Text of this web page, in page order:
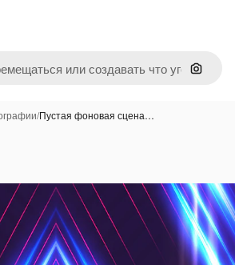
Поиск
/Пустая фоновая сцена…